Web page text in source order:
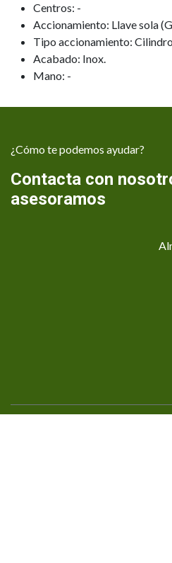
Centros: -
Accionamiento: Llave sola
Tipo accionamiento:
Acabado: Inox.
Mano: -
¿Cómo te podemos ayudar?
Contacta con
asesoramos